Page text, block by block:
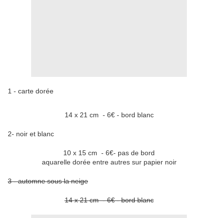
1 - carte dorée
14 x 21 cm - 6€ - bord blanc
2- noir et blanc
10 x 15 cm - 6€- pas de bord
aquarelle dorée entre autres sur papier noir
3 - automne sous la neige
14 x 21 cm - 6€ - bord blanc